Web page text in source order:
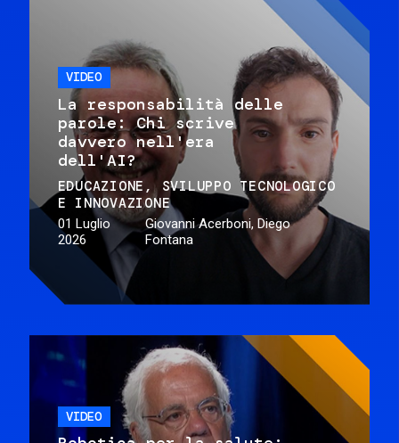
VIDEO
La responsabilità delle
parole: Chi scrive
davvero nell'era
dell'AI?
EDUCAZIONE
SVILUPPO TECNOLOGICO
E INNOVAZIONE
01 Luglio
2026
Giovanni Acerboni, Diego
Fontana
VIDEO